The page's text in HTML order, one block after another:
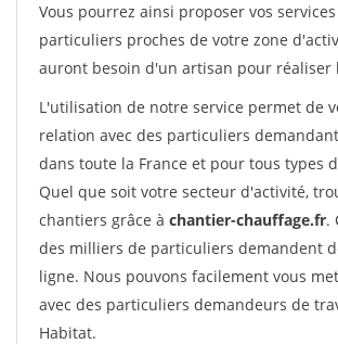
Vous pourrez ainsi proposer vos
particuliers proches de votre zone
auront besoin d'un artisan pour réaliser
L'utilisation de notre service permet de
relation avec des particuliers
dans toute la France et pour tous types
Quel que soit votre secteur d'activité,
chantiers grâce à chantier-chauffage.fr.
des milliers de particuliers demandent
ligne. Nous pouvons facilement vous
avec des particuliers demandeurs de
Habitat.